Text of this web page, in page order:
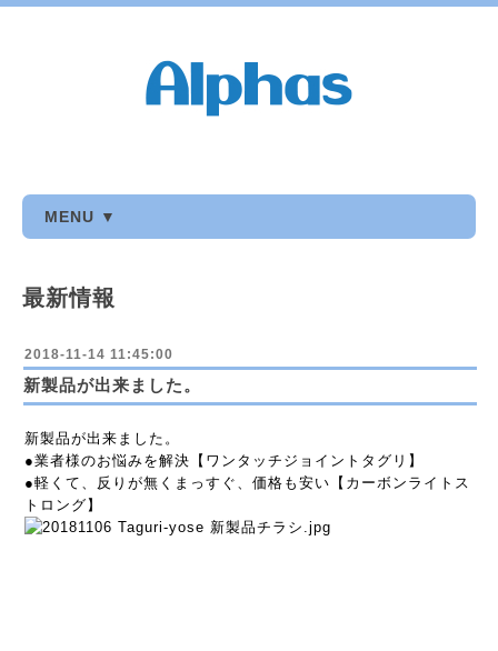
MENU ▼
最新情報
2018-11-14 11:45:00
新製品が出来ました。
新製品が出来ました。
●業者様のお悩みを解決【ワンタッチジョイントタグリ】
●軽くて、反りが無くまっすぐ、価格も安い【カーボンライトス
トロング】